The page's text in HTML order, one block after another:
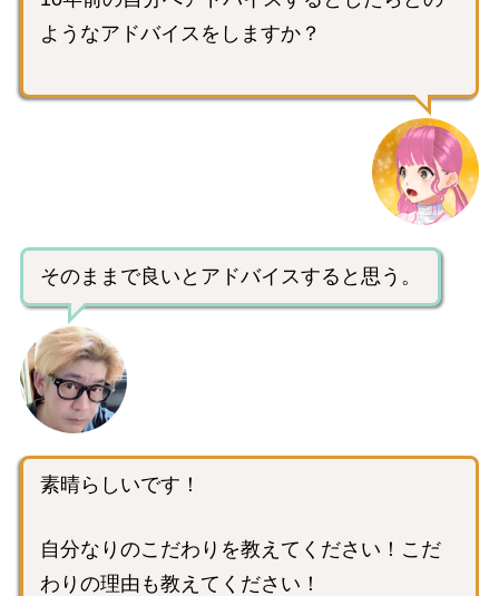
ようなアドバイスをしますか？
そのままで良いとアドバイスすると思う。
素晴らしいです！
自分なりのこだわりを教えてください！こだ
わりの理由も教えてください！